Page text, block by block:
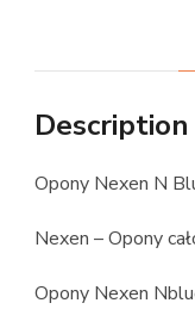
Description
Opony Nexen N
Nexen – Opony
Opony Nexen